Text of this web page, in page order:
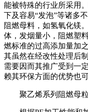
能被特殊的行业所采用
下及容易“发泡”等诸多
阻燃母料，如氢氧化镁
体，发烟量小，阻燃塑
燃标准的过高添加量加
其虽然在经改性处理后
需要因而其推广受到一
赖其环保方面的优势也
聚乙烯系列阻燃母粒